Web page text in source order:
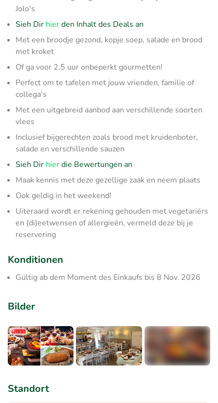
Jolo's
Sieh Dir hierden Inhalt des Deals an
Met een broodje gezond, kopje soep, salade en brood
met kroket
Of ga voor 2,5 uur onbeperkt gourmetten!
Perfect om te tafelen met jouw vrienden, familie of
collega's
Met een uitgebreid aanbod aan verschillende soorten
vlees
Inclusief bijgerechten zoals brood met kruidenboter,
salade en verschillende sauzen
Sieh Dir hierdie Bewertungen an
Maak kennis met deze gezellige zaak en neem plaats
Ook geldig in het weekend!
Uiteraard wordt er rekening gehouden met vegetariërs
en (di)eetwensen of allergieën, vermeld deze bij je
reservering
Konditionen
Gültig ab dem Moment des Einkaufs bis 8 Nov. 2026
Bilder
Standort